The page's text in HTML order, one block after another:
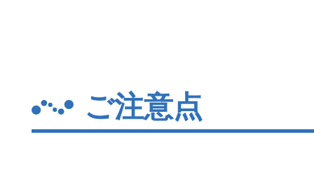
ご注意点